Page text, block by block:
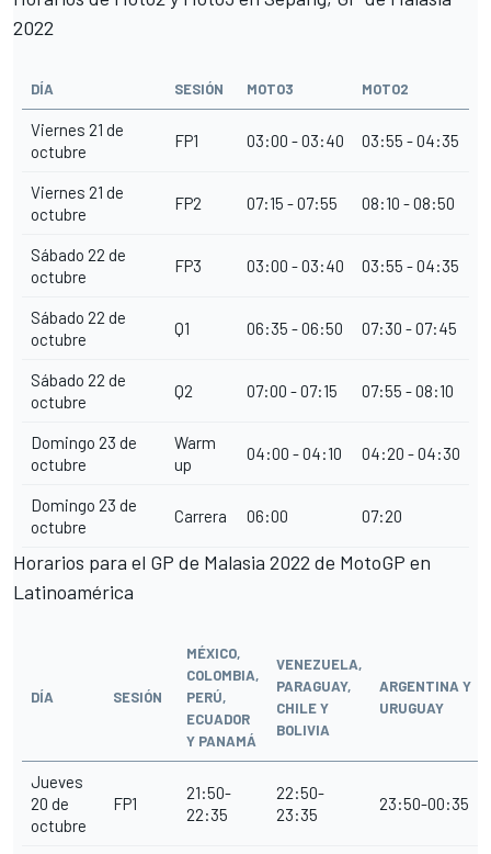
2022
DÍA SESIÓN MOTO3 MOTO2
Viernes 21 de
octubre
FP1 03:00 - 03:40 03:55 - 04:35
Viernes 21 de
octubre
FP2 07:15 - 07:55 08:10 - 08:50
Sábado 22 de
octubre
FP3 03:00 - 03:40 03:55 - 04:35
Sábado 22 de
octubre
Q1 06:35 - 06:50 07:30 - 07:45
Sábado 22 de
octubre
Q2 07:00 - 07:15 07:55 - 08:10
Domingo 23 de
octubre
Warm
up
04:00 - 04:10 04:20 - 04:30
Domingo 23 de
octubre
Carrera 06:00 07:20
Horarios para el GP de Malasia 2022 de MotoGP en
Latinoamérica
DÍA SESIÓN
MÉXICO,
COLOMBIA,
PERÚ,
ECUADOR
Y PANAMÁ
VENEZUELA,
PARAGUAY,
CHILE Y
BOLIVIA
ARGENTINA Y
URUGUAY
Jueves
20 de
octubre
FP1
21:50-
22:35
22:50-
23:35
23:50-00:35